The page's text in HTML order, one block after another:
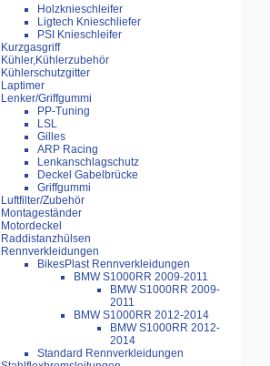
Holzknieschleifer
Ligtech Knieschliefer
PSI Knieschleifer
Kurzgasgriff
Kühler,Kühlerzubehör
Kühlerschutzgitter
Laptimer
Lenker/Griffgummi
PP-Tuning
LSL
Gilles
ARP Racing
Lenkanschlagschutz
Deckel Gabelbrücke
Griffgummi
Luftfilter/Zubehör
Montageständer
Motordeckel
Raddistanzhülsen
Rennverkleidungen
BikesPlast Rennverkleidungen
BMW S1000RR 2009-2011
BMW S1000RR 2009-
2011
BMW S1000RR 2012-2014
BMW S1000RR 2012-
2014
Standard Rennverkleidungen